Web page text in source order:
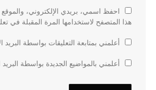
احفظ اسمي، بريدي الإلكتروني، والموقع
هذا المتصفح لاستخدامها المرة المقبلة في
أعلمني بمتابعة التعليقات بواسطة البريد
أعلمني بالمواضيع الجديدة بواسطة البريد